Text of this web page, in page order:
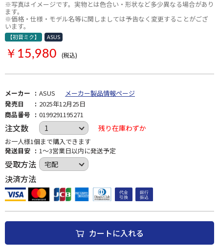
※写真はイメージです。実物とは色合い・形状など多少異なる場合があり
ます。
※価格・仕様・モデル名等に関しましては予告なく変更することがござ
います。
【初音ミク】 ASUS
￥15,980 (税込)
メーカー ASUS
メーカー製品情報ページ
発売日
2025年12月25日
商品番号
0199291195271
注文数 残り在庫わずか
お一人様1個まで購入できます
発送目安
1～3営業日以内に発送予定
受取方法
決済方法
カートに入れる